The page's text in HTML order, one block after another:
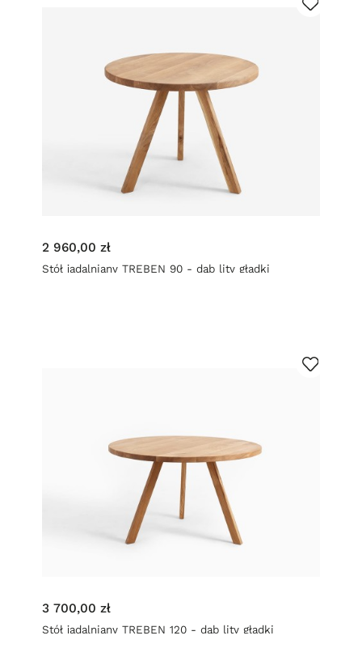
2 960,00 zł
Stół jadalniany TREBEN 90 - dąb lity gładki
3 700,00 zł
Stół jadalniany TREBEN 120 - dąb lity gładki